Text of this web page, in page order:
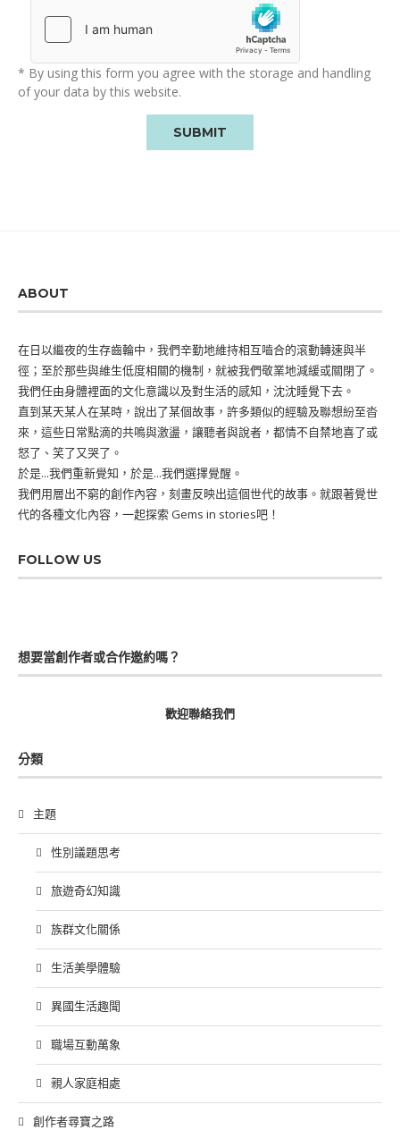
* By using this form you agree with the storage and handling
of your data by this website.
ABOUT
在日以繼夜的生存齒輪中，我們辛勤地維持相互嚙合的滾動轉速與半
徑；至於那些與維生低度相關的機制，就被我們敬業地減緩或關閉了。
我們任由身體裡面的文化意識以及對生活的感知，沈沈睡覺下去。
直到某天某人在某時，說出了某個故事，許多類似的經驗及聯想紛至沓
來，這些日常點滴的共鳴與激盪，讓聽者與說者，都情不自禁地喜了或
怒了、笑了又哭了。
於是...我們重新覺知，於是...我們選擇覺醒。
我們用層出不窮的創作內容，刻畫反映出這個世代的故事。就跟著覺世
代的各種文化內容，一起探索 Gems in stories吧！
FOLLOW US
想要當創作者或合作邀約嗎？
歡迎聯絡我們
分類
主題
性別議題思考
旅遊奇幻知識
族群文化關係
生活美學體驗
異國生活趣聞
職場互動萬象
親人家庭相處
創作者尋寶之路